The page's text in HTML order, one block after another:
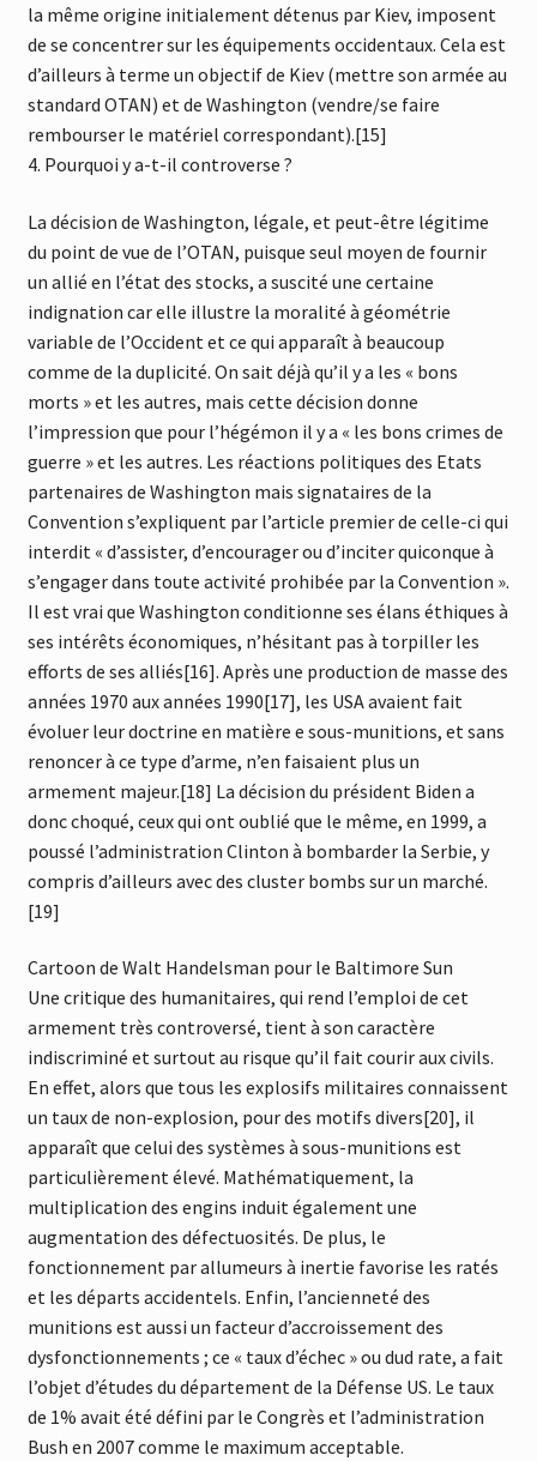
la même origine initialement détenus par Kiev, imposent
de se concentrer sur les équipements occidentaux. Cela est
d’ailleurs à terme un objectif de Kiev (mettre son armée au
standard OTAN) et de Washington (vendre/se faire
rembourser le matériel correspondant).[15]
4. Pourquoi y a-t-il controverse ?
La décision de Washington, légale, et peut-être légitime
du point de vue de l’OTAN, puisque seul moyen de fournir
un allié en l’état des stocks, a suscité une certaine
indignation car elle illustre la moralité à géométrie
variable de l’Occident et ce qui apparaît à beaucoup
comme de la duplicité. On sait déjà qu’il y a les « bons
morts » et les autres, mais cette décision donne
l’impression que pour l’hégémon il y a « les bons crimes de
guerre » et les autres. Les réactions politiques des Etats
partenaires de Washington mais signataires de la
Convention s’expliquent par l’article premier de celle-ci qui
interdit « d’assister, d’encourager ou d’inciter quiconque à
s’engager dans toute activité prohibée par la Convention ».
Il est vrai que Washington conditionne ses élans éthiques à
ses intérêts économiques, n’hésitant pas à torpiller les
efforts de ses alliés[16]. Après une production de masse des
années 1970 aux années 1990[17], les USA avaient fait
évoluer leur doctrine en matière e sous-munitions, et sans
renoncer à ce type d’arme, n’en faisaient plus un
armement majeur.[18] La décision du président Biden a
donc choqué, ceux qui ont oublié que le même, en 1999, a
poussé l’administration Clinton à bombarder la Serbie, y
compris d’ailleurs avec des cluster bombs sur un marché.
[19]
Cartoon de Walt Handelsman pour le Baltimore Sun
Une critique des humanitaires, qui rend l’emploi de cet
armement très controversé, tient à son caractère
indiscriminé et surtout au risque qu’il fait courir aux civils.
En effet, alors que tous les explosifs militaires connaissent
un taux de non-explosion, pour des motifs divers[20], il
apparaît que celui des systèmes à sous-munitions est
particulièrement élevé. Mathématiquement, la
multiplication des engins induit également une
augmentation des défectuosités. De plus, le
fonctionnement par allumeurs à inertie favorise les ratés
et les départs accidentels. Enfin, l’ancienneté des
munitions est aussi un facteur d’accroissement des
dysfonctionnements ; ce « taux d’échec » ou dud rate, a fait
l’objet d’études du département de la Défense US. Le taux
de 1% avait été défini par le Congrès et l’administration
Bush en 2007 comme le maximum acceptable.